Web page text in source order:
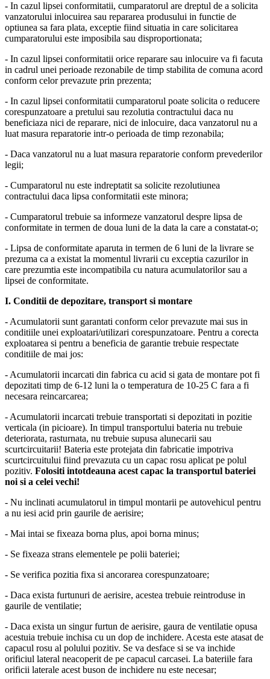
- In cazul lipsei conformitatii, cumparatorul are dreptul de a solicita
vanzatorului inlocuirea sau repararea produsului in functie de
optiunea sa fara plata, exceptie fiind situatia in care solicitarea
cumparatorului este imposibila sau disproportionata;
- In cazul lipsei conformitatii orice reparare sau inlocuire va fi facuta
in cadrul unei perioade rezonabile de timp stabilita de comuna acord
conform celor prevazute prin prezenta;
- In cazul lipsei conformitatii cumparatorul poate solicita o reducere
corespunzatoare a pretului sau rezolutia contractului daca nu
beneficiaza nici de reparare, nici de inlocuire, daca vanzatorul nu a
luat masura reparatorie intr-o perioada de timp rezonabila;
- Daca vanzatorul nu a luat masura reparatorie conform prevederilor
legii;
- Cumparatorul nu este indreptatit sa solicite rezolutiunea
contractului daca lipsa conformitatii este minora;
- Cumparatorul trebuie sa informeze vanzatorul despre lipsa de
conformitate in termen de doua luni de la data la care a constatat-o;
- Lipsa de conformitate aparuta in termen de 6 luni de la livrare se
prezuma ca a existat la momentul livrarii cu exceptia cazurilor in
care prezumtia este incompatibila cu natura acumulatorilor sau a
lipsei de conformitate.
I. Conditii de depozitare, transport si montare
- Acumulatorii sunt garantati conform celor prevazute mai sus in
conditiile unei exploatari/utilizari corespunzatoare. Pentru a corecta
exploatarea si pentru a beneficia de garantie trebuie respectate
conditiile de mai jos:
- Acumulatorii incarcati din fabrica cu acid si gata de montare pot fi
depozitati timp de 6-12 luni la o temperatura de 10-25 C fara a fi
necesara reincarcarea;
- Acumulatorii incarcati trebuie transportati si depozitati in pozitie
verticala (in picioare). In timpul transportului bateria nu trebuie
deteriorata, rasturnata, nu trebuie supusa alunecarii sau
scurtcircuitarii! Bateria este protejata din fabricatie impotriva
scurtcircuitului fiind prevazuta cu un capac rosu aplicat pe polul
pozitiv. Folositi intotdeauna acest capac la transportul bateriei
noi si a celei vechi!
- Nu inclinati acumulatorul in timpul montarii pe autovehicul pentru
a nu iesi acid prin gaurile de aerisire;
- Mai intai se fixeaza borna plus, apoi borna minus;
- Se fixeaza strans elementele pe polii bateriei;
- Se verifica pozitia fixa si ancorarea corespunzatoare;
- Daca exista furtunuri de aerisire, acestea trebuie reintroduse in
gaurile de ventilatie;
- Daca exista un singur furtun de aerisire, gaura de ventilatie opusa
acestuia trebuie inchisa cu un dop de inchidere. Acesta este atasat de
capacul rosu al polului pozitiv. Se va desface si se va inchide
orificiul lateral neacoperit de pe capacul carcasei. La bateriile fara
orificii laterale acest buson de inchidere nu este necesar;